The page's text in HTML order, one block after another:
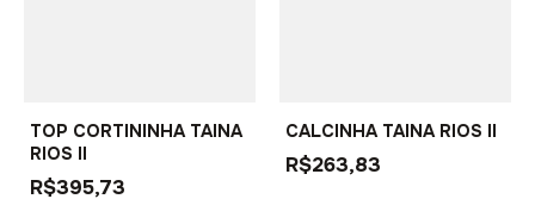
TOP CORTININHA TAINA
RIOS II
R$395,73
CALCINHA TAINA RIOS II
R$263,83